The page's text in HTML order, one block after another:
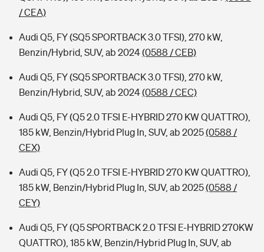
/ CEA)
Audi Q5, FY (SQ5 SPORTBACK 3.0 TFSI), 270 kW,
Benzin/Hybrid, SUV, ab 2024(0588 / CEB)
Audi Q5, FY (SQ5 SPORTBACK 3.0 TFSI), 270 kW,
Benzin/Hybrid, SUV, ab 2024(0588 / CEC)
Audi Q5, FY (Q5 2.0 TFSI E-HYBRID 270 KW QUATTRO),
185 kW, Benzin/Hybrid Plug In, SUV, ab 2025(0588 /
CEX)
Audi Q5, FY (Q5 2.0 TFSI E-HYBRID 270 KW QUATTRO),
185 kW, Benzin/Hybrid Plug In, SUV, ab 2025(0588 /
CEY)
Audi Q5, FY (Q5 SPORTBACK 2.0 TFSI E-HYBRID 270KW
QUATTRO), 185 kW, Benzin/Hybrid Plug In, SUV, ab